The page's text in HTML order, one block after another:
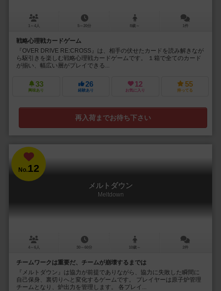
1～4人 5～20分 8歳～ 1件
戦略心理戦カードゲーム
『OVER DRIVE RE:CROSS』は、相手の伏せたカードを読み解きなが
ら駆引きを楽しむ戦略心理戦カードゲームです。 １箱で全てのカード
が揃い、幅広い層がプレイできる...
33
興味あり
26
経験あり
12
お気に入り
55
持ってる
再入荷までお待ち下さい
No.12
メルトダウン
Meltdown
4～6人 30～60分 10歳～ 2件
チームワークは重要だ、チームが崩壊するまでは
『メルトダウン』は協力が前提でありながら、協力に失敗した瞬間に
自己保身、裏切りへと変化するゲームです。 プレイヤーは原子炉管理
チームとなり、炉出力を管理します。 各プレイ...